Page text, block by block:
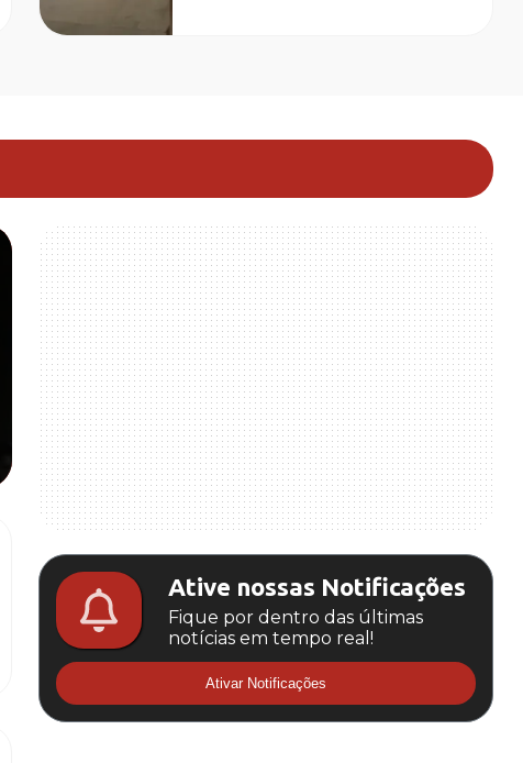
Ative nossas Notificações
Fique por dentro das últimas
notícias em tempo real!
Ativar Notificações